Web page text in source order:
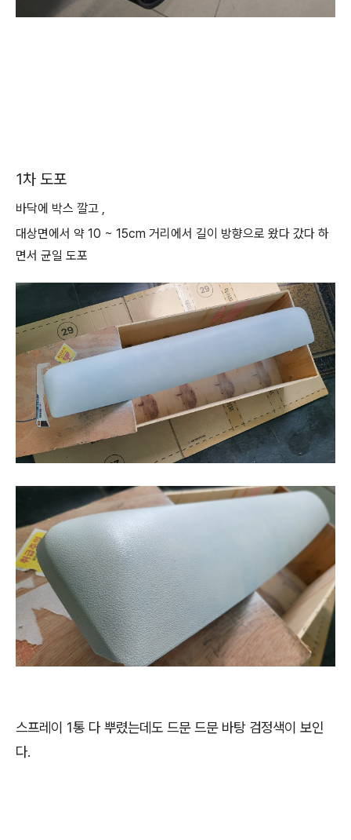
1차 도포
바닥에 박스 깔고 ,
대상면에서 약 10 ~ 15cm 거리에서 길이 방향으로 왔다 갔다 하
면서 균일 도포
스프레이 1통 다 뿌렸는데도 드문 드문 바탕 검정색이 보인
다.